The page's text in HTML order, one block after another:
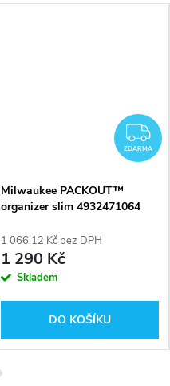
ZDARMA
Milwaukee PACKOUT™
organizer slim 4932471064
1 066,12 Kč bez DPH
1 290 Kč
Skladem
DO KOŠÍKU